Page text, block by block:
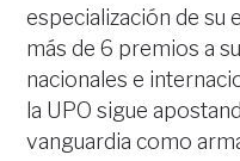
especialización de su
más de 6 premios a
nacionales e
la UPO sigue
vanguardia como